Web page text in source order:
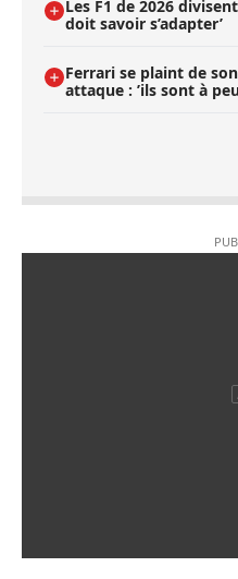
Les F1 de 2026
doit savoir s’adapter’
Ferrari se plaint de
attaque : ’ils sont à